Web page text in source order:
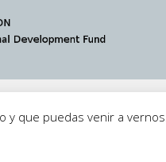
MVSCADA·Aviso Legal·
y que puedas venir a